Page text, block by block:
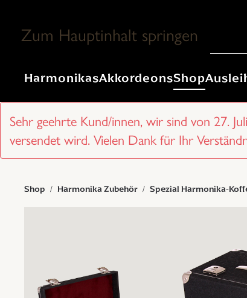
Zum Hauptinhalt springen
HarmonikasAkkordeonsShop
Sehr geehrte Kund/innen, wir sind von 27.
versendet wird. Vielen Dank für Ihr
Shop Harmonika Zubehör Spezial Harmonika-